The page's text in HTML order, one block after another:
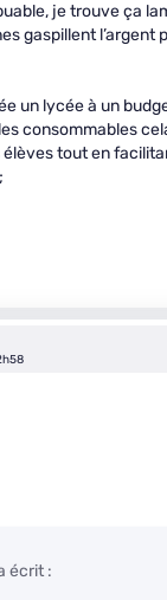
je trouve ça
gaspillent l’argent
un lycée à un
consommables
tout en
écrit :